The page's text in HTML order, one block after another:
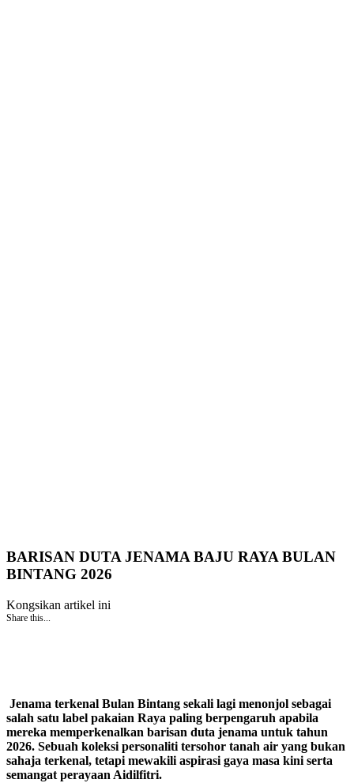
BARISAN DUTA JENAMA BAJU RAYA BULAN
BINTANG 2026
Kongsikan artikel ini
Share this...
Jenama terkenal Bulan Bintang sekali lagi menonjol sebagai
salah satu label pakaian Raya paling berpengaruh apabila
mereka memperkenalkan barisan duta jenama untuk tahun
2026. Sebuah koleksi personaliti tersohor tanah air yang bukan
sahaja terkenal, tetapi mewakili aspirasi gaya masa kini serta
semangat perayaan Aidilfitri.